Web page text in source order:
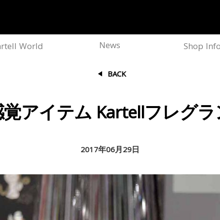
World News Shop
BACK
アイテム Kartellフレグ
2017年06月29日